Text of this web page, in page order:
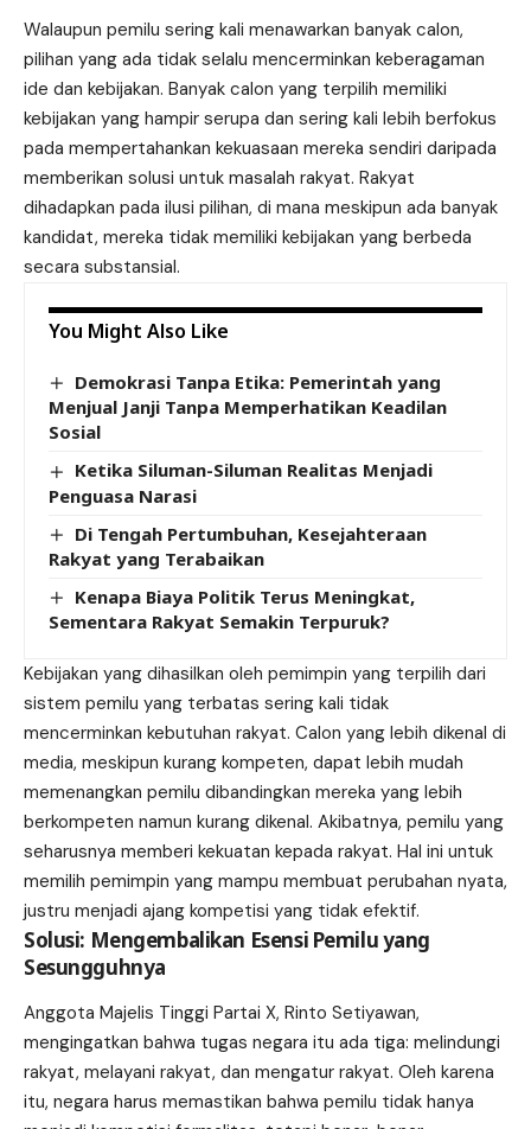
Walaupun pemilu sering kali menawarkan banyak calon,
pilihan yang ada tidak selalu mencerminkan keberagaman
ide dan kebijakan. Banyak calon yang terpilih memiliki
kebijakan yang hampir serupa dan sering kali lebih berfokus
pada mempertahankan kekuasaan mereka sendiri daripada
memberikan solusi untuk masalah rakyat. Rakyat
dihadapkan pada ilusi pilihan, di mana meskipun ada banyak
kandidat, mereka tidak memiliki kebijakan yang berbeda
secara substansial.
You Might Also Like
Demokrasi Tanpa Etika: Pemerintah yang
Menjual Janji Tanpa Memperhatikan Keadilan
Sosial
Ketika Siluman-Siluman Realitas Menjadi
Penguasa Narasi
Di Tengah Pertumbuhan, Kesejahteraan
Rakyat yang Terabaikan
Kenapa Biaya Politik Terus Meningkat,
Sementara Rakyat Semakin Terpuruk?
Kebijakan yang dihasilkan oleh pemimpin yang terpilih dari
sistem pemilu yang terbatas sering kali tidak
mencerminkan kebutuhan rakyat. Calon yang lebih dikenal di
media, meskipun kurang kompeten, dapat lebih mudah
memenangkan pemilu dibandingkan mereka yang lebih
berkompeten namun kurang dikenal. Akibatnya, pemilu yang
seharusnya memberi kekuatan kepada rakyat. Hal ini untuk
memilih pemimpin yang mampu membuat perubahan nyata,
justru menjadi ajang kompetisi yang tidak efektif.
Solusi: Mengembalikan Esensi Pemilu yang
Sesungguhnya
Anggota Majelis Tinggi Partai X, Rinto Setiyawan,
mengingatkan bahwa tugas negara itu ada tiga: melindungi
rakyat, melayani rakyat, dan mengatur rakyat. Oleh karena
itu, negara harus memastikan bahwa pemilu tidak hanya